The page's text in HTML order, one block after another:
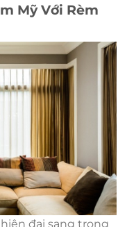
Mỹ Với Rèm
đại sang trọng